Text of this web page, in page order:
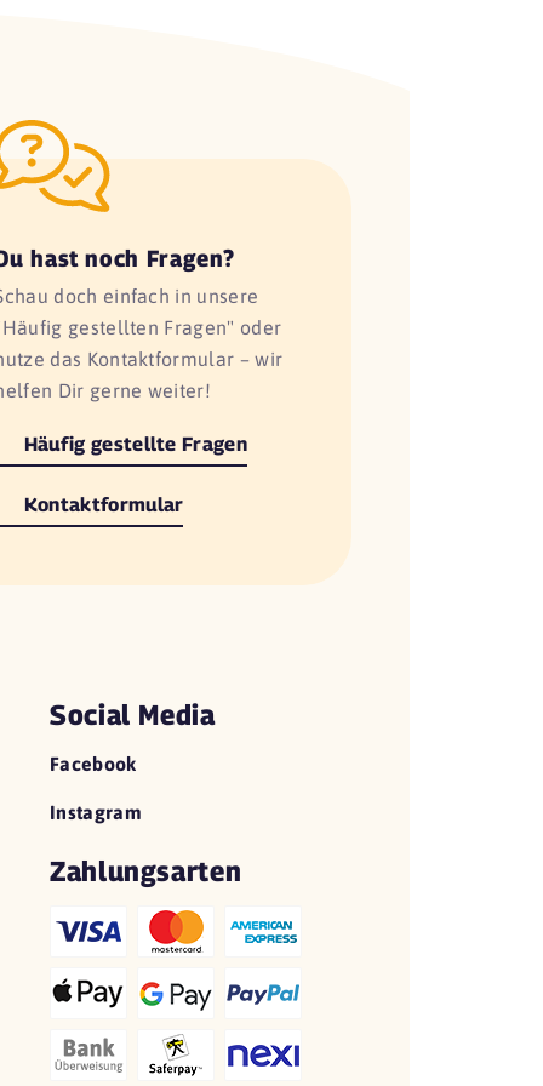
hast noch Fragen?
doch einfach in unsere
gestellten Fragen" oder
das Kontaktformular – wir
Dir gerne weiter!
Häufig gestellte Fragen
Kontaktformular
Social Media
Facebook
Instagram
Zahlungsarten